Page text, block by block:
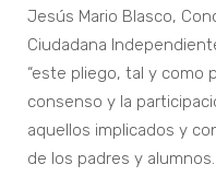
Jesús Mario Blasco,
Ciudadana
“este pliego, tal y como
consenso y la
aquellos implicados y
de los padres y